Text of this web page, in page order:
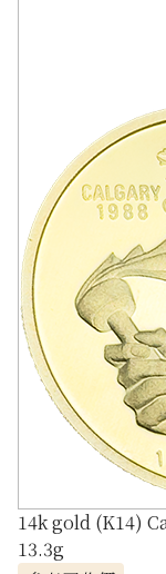
14k gold (K14)
13.3g